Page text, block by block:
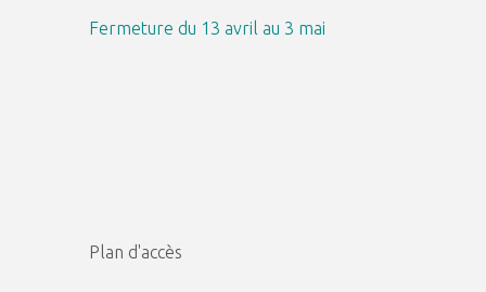
Fermeture du 13 avril au 3 mai
Plan d'accès